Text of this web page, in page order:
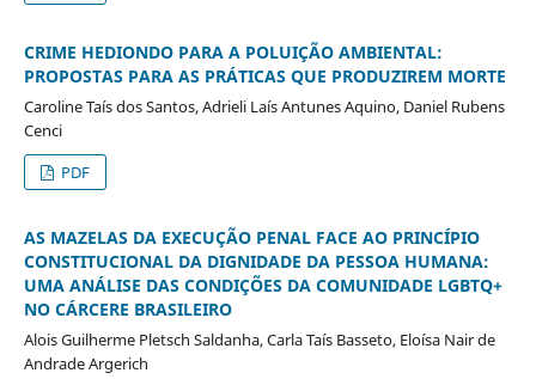
CRIME HEDIONDO PARA A POLUIÇÃO AMBIENTAL:
PROPOSTAS PARA AS PRÁTICAS QUE PRODUZIREM MORTE
Caroline Taís dos Santos, Adrieli Laís Antunes Aquino, Daniel Rubens
Cenci
PDF
AS MAZELAS DA EXECUÇÃO PENAL FACE AO PRINCÍPIO
CONSTITUCIONAL DA DIGNIDADE DA PESSOA HUMANA:
UMA ANÁLISE DAS CONDIÇÕES DA COMUNIDADE LGBTQ+
NO CÁRCERE BRASILEIRO
Alois Guilherme Pletsch Saldanha, Carla Taís Basseto, Eloísa Nair de
Andrade Argerich